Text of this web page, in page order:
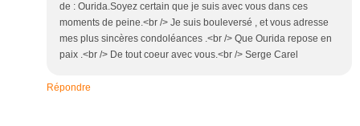
de : Ourida.Soyez certain que je suis avec vous dans ces
moments de peine.<br /> Je suis bouleversé , et vous adresse
mes plus sincères condoléances .<br /> Que Ourida repose en
paix .<br /> De tout coeur avec vous.<br /> Serge Carel
Répondre